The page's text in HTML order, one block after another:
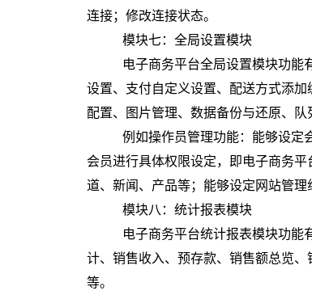
连接；修改连接状态。
模块七：全局设置模块
电子商务平台全局设置模块功能
设置、支付自定义设置、配送方式添
配置、图片管理、数据备份与还原、队
例如操作员管理功能：能够设定
会员进行具体权限设定，即电子商务
道、新闻、产品等；能够设定网站管理
模块八：统计报表模块
电子商务平台统计报表模块功能
计、销售收入、预存款、销售额总览
等。